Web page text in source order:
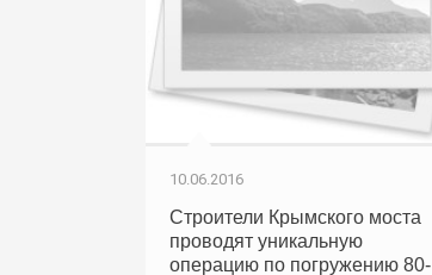
10.06.2016
Строители Крымского моста
проводят уникальную
операцию по погружению 80-